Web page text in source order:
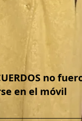
no
en el móvil